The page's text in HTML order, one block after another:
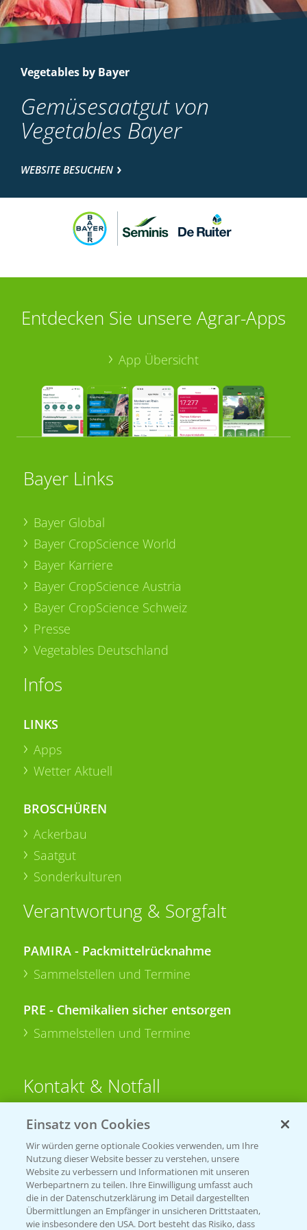
Vegetables by Bayer
Gemüsesaatgut von
Vegetables Bayer
WEBSITE BESUCHEN
Entdecken Sie unsere Agrar-Apps
App Übersicht
Bayer Links
Bayer Global
Bayer CropScience World
Bayer Karriere
Bayer CropScience Austria
Bayer CropScience Schweiz
Presse
Vegetables Deutschland
Infos
LINKS
Apps
Wetter Aktuell
BROSCHÜREN
Ackerbau
Saatgut
Sonderkulturen
Verantwortung & Sorgfalt
PAMIRA - Packmittelrücknahme
Sammelstellen und Termine
PRE - Chemikalien sicher entsorgen
Sammelstellen und Termine
Kontakt & Notfall
Beratung auf WhatsApp
T.+49 (0)174 346 564 1
KONTAKT
Hilfe in Notfällen
Einsatz von Cookies
Wir würden gerne optionale Cookies verwenden, um Ihre
Nutzung dieser Website besser zu verstehen, unsere
Website zu verbessern und Informationen mit unseren
Werbepartnern zu teilen. Ihre Einwilligung umfasst auch
die in der Datenschutzerklärung im Detail dargestellten
Übermittlungen an Empfänger in unsicheren Drittstaaten,
wie insbesondere den USA. Dort besteht das Risiko, dass